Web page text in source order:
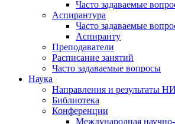
Часто задаваемые
Аспирантура
Часто задаваемые
Аспиранту
Преподаватели
Расписание занятий
Часто задаваемые вопросы
Наука
Направления и результаты
Библиотека
Конференции
Международная